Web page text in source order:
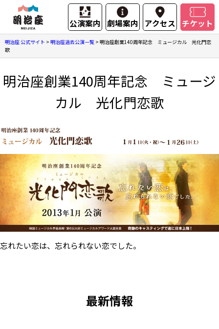
公演案内 劇場案内 アクセス チケット
明治座 公式サイト > 明治座過去公演一覧 > 明治座創業140周年記念 ミュージカル 光化門恋
歌
明治座創業140周年記念 ミュージ
カル 光化門恋歌
忘れたい恋は、忘れられない恋でした。
最新情報